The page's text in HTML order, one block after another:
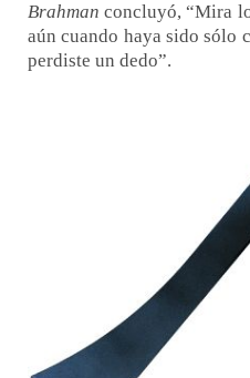
Brahman concluyó, “Mira
aún cuando haya sido sólo
perdiste un dedo”.